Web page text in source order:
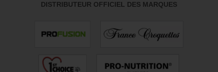
DISTRIBUTEUR OFFICIEL DES MARQUES